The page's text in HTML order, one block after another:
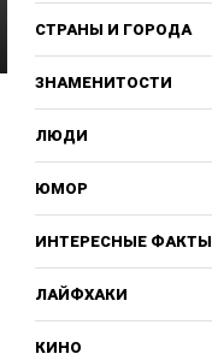
СТРАНЫ И ГОРОДА
ЗНАМЕНИТОСТИ
ЛЮДИ
ЮМОР
ИНТЕРЕСНЫЕ ФАКТЫ
ЛАЙФХАКИ
КИНО